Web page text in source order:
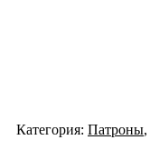
Категория: Патроны,